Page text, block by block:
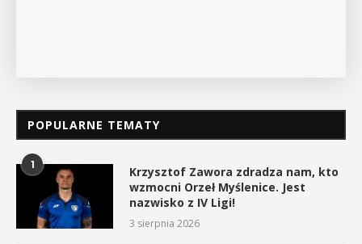
POPULARNE TEMATY
1
Krzysztof Zawora zdradza nam, kto
wzmocni Orzeł Myślenice. Jest
nazwisko z IV Ligi!
3 sierpnia 2026